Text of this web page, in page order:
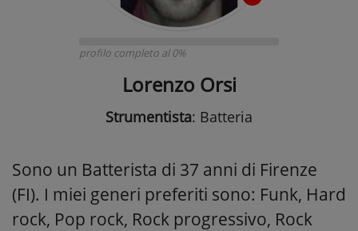
profilo completo al 0%
Lorenzo Orsi
Strumentista: Batteria
Sono un Batterista di 37 anni di Firenze
(FI). I miei generi preferiti sono: Funk, Hard
rock, Pop rock, Rock progressivo, Rock